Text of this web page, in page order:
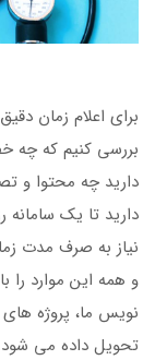
برای اعلام زمان
بررسی کنیم که چه
دارید چه محتوا و
دارید تا یک سامانه
نیاز به صرف مدت
و همه این موارد را
نویس ما، پروژه
تحویل داده می